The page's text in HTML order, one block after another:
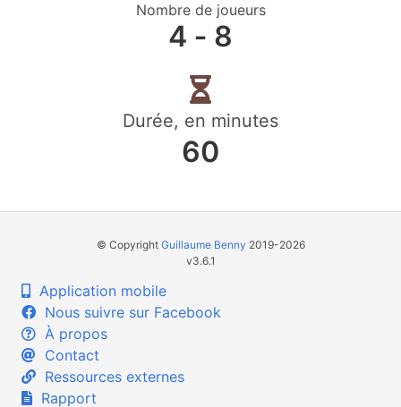
Nombre de joueurs
4 ‐ 8
Durée, en minutes
60
© Copyright Guillaume Benny 2019-2026
v3.6.1
Application mobile
Nous suivre sur Facebook
À propos
Contact
Ressources externes
Rapport